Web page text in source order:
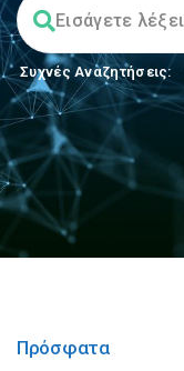
Συχνές Αναζητήσεις:
Πρόσφατα